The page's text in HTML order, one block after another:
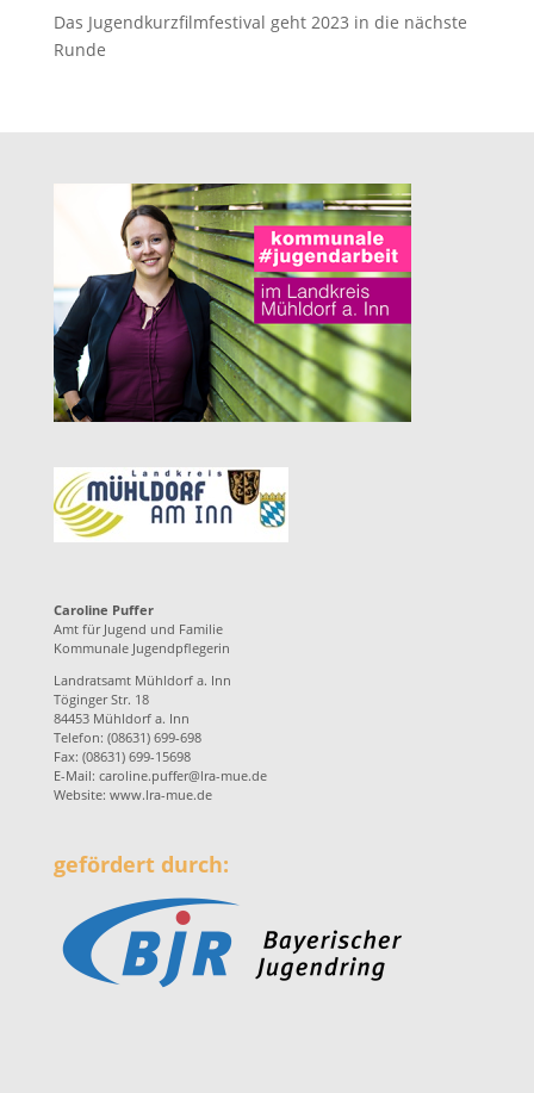
Das Jugendkurzfilmfestival geht 2023 in die nächste
Runde
Caroline Puffer
Amt für Jugend und Familie
Kommunale Jugendpflegerin
Landratsamt Mühldorf a. Inn
Töginger Str. 18
84453 Mühldorf a. Inn
Telefon: (08631) 699-698
Fax: (08631) 699-15698
E-Mail: caroline.puffer@lra-mue.de
Website: www.lra-mue.de
gefördert durch: